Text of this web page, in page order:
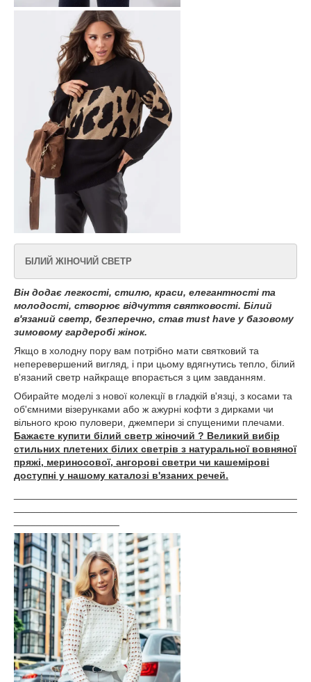
БІЛИЙ ЖІНОЧИЙ СВЕТР
Він додає легкості, стилю, краси, елегантності та
молодості, створює відчуття святковості. Білий
в'язаний светр, безперечно, став must have у базовому
зимовому гардеробі жінок.
Якщо в холодну пору вам потрібно мати святковий та
неперевершений вигляд, і при цьому вдягнутись тепло, білий
в'язаний светр найкраще впорається з цим завданням.
Обирайте моделі з нової колекції в гладкій в'язці, з косами та
об'ємними візерунками або ж ажурні кофти з дирками чи
вільного крою пуловери, джемпери зі спущеними плечами.
Бажаєте купити білий светр жіночий ? Великий вибір
стильних плетених білих светрів з натуральної вовняної
пряжі, мериносової, ангорові светри чи кашемірові
доступні у нашому каталозі в'язаних речей.